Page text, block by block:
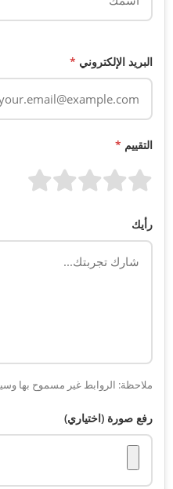
البريد الإلكتروني *
التقييم *
رأيك
ملاحظة: الروابط غير مسموح بها
رفع صورة (اختياري)